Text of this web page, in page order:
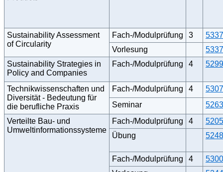
Sustainability Assessment
of Circularity
Fach-/Modulprüfung 3
Vorlesung
Sustainability Strategies in
Policy and Companies
Fach-/Modulprüfung 4
Technikwissenschaften und
Diversität - Bedeutung für
die berufliche Praxis
Fach-/Modulprüfung 4
Seminar
Verteilte Bau- und
Umweltinformationssysteme
Fach-/Modulprüfung 4
Übung
Fach-/Modulprüfung 4